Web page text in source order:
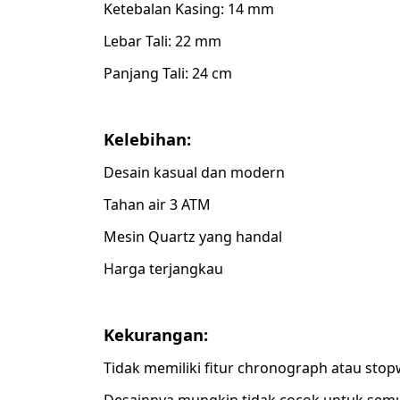
Ketebalan Kasing: 14 mm
Lebar Tali: 22 mm
Panjang Tali: 24 cm
Kelebihan:
Desain kasual dan modern
Tahan air 3 ATM
Mesin Quartz yang handal
Harga terjangkau
Kekurangan:
Tidak memiliki fitur chronograph atau